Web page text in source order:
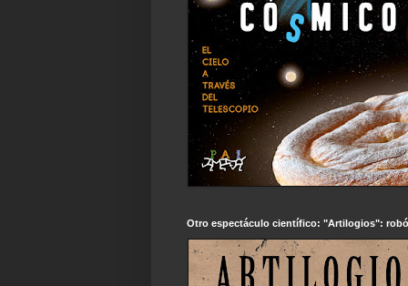
Otro espectáculo científico: "Artilogios":